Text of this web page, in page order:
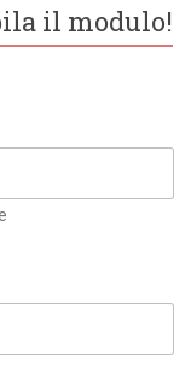
il modulo!